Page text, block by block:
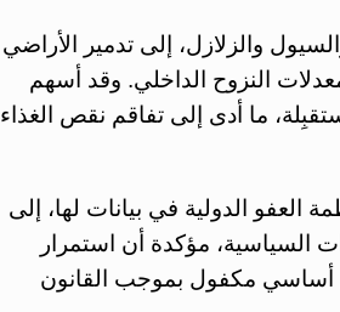
والزلازل، إلى تدمير الأراضي
النزوح الداخلي. وقد أسهم
ما أدى إلى تفاقم نقص الغذاء
الدولية في بيانات لها، إلى
السياسية، مؤكدة أن استمرار
أساسي مكفول بموجب القانون